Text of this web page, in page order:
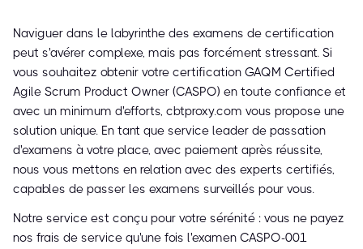
Naviguer dans le labyrinthe des examens de certification
peut s'avérer complexe, mais pas forcément stressant. Si
vous souhaitez obtenir votre certification GAQM Certified
Agile Scrum Product Owner (CASPO) en toute confiance et
avec un minimum d'efforts, cbtproxy.com vous propose une
solution unique. En tant que service leader de passation
d'examens à votre place, avec paiement après réussite,
nous vous mettons en relation avec des experts certifiés,
capables de passer les examens surveillés pour vous.
Notre service est conçu pour votre sérénité : vous ne payez
nos frais de service qu'une fois l'examen CASPO-001